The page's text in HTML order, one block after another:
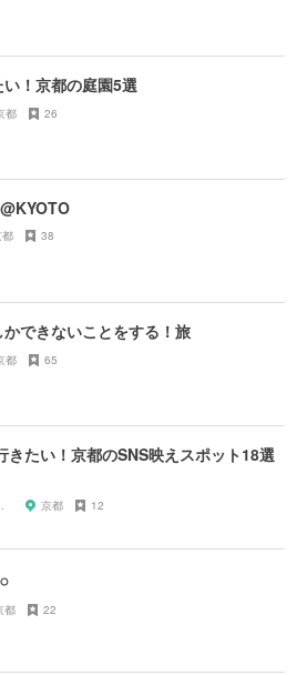
！京都の庭園5選
都 26
38
できないことをする！旅
都 65
きたい！京都のSNS映えスポット18選
推し 京都 12
都 22